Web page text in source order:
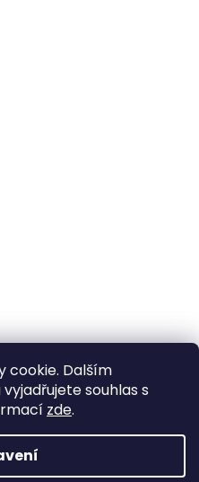
cookie. Dalším
souhlas s
zde.
Premium